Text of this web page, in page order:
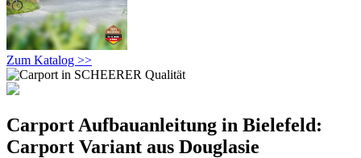
Zum Katalog >>
Carport Aufbauanleitung in Bielefeld:
Carport Variant aus Douglasie